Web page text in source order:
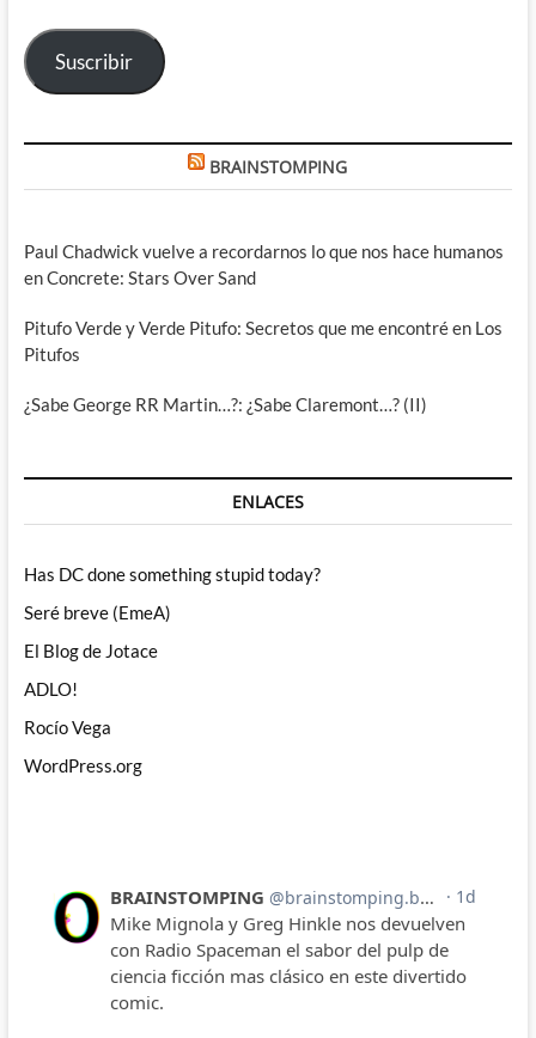
electrónico
Suscribir
BRAINSTOMPING
Paul Chadwick vuelve a recordarnos lo que nos hace humanos
en Concrete: Stars Over Sand
Pitufo Verde y Verde Pitufo: Secretos que me encontré en Los
Pitufos
¿Sabe George RR Martin…?: ¿Sabe Claremont…? (II)
ENLACES
Has DC done something stupid today?
Seré breve (EmeA)
El Blog de Jotace
ADLO!
Rocío Vega
WordPress.org